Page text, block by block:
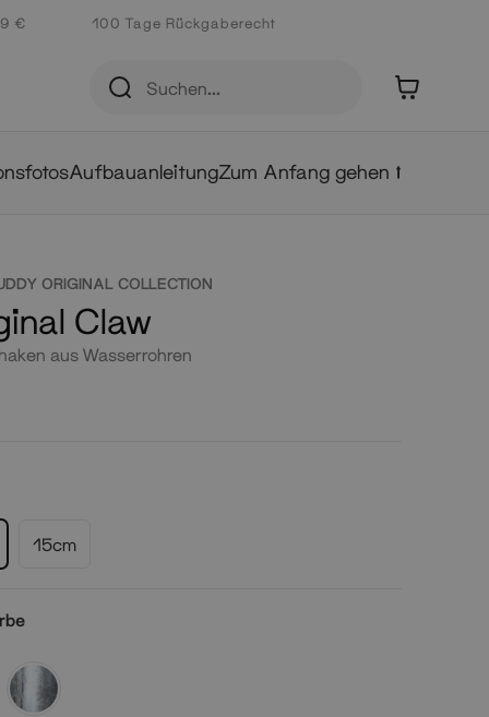
€ 100 Tage Rückgaberecht
AufbauanleitungZum Anfang gehen ⭡
ORIGINAL COLLECTION
Claw
aus Wasserrohren
15cm
Silber